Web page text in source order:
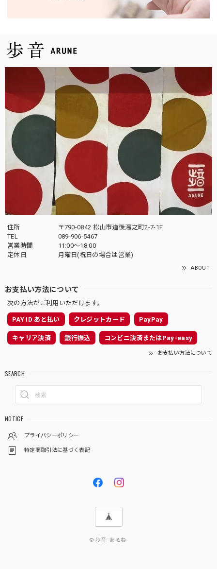
住所
〒790-0842 松山市道後湯之町2-7-1F
TEL
089-906-5467
営業時間
11:00〜18:00
定休日
月曜日(祝日の場合は営業)
ABOUT
お支払い方法について
次の方法がご利用いただけます。
PAY ID あと払い クレジットカード PayPay
キャリア決済 銀行振込 コンビニ決済またはPay-easy
お支払い方法について
SEARCH
NOTICE
プライバシーポリシー
特定商取引法に基づく表記
© 歩音 -あるね-